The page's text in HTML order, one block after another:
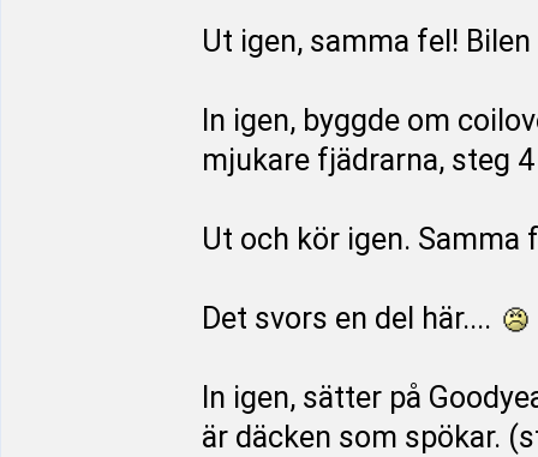
Ut igen, samma fel!
In igen, byggde om
mjukare fjädrarna, steg 4
Ut och kör igen. Samma
Det svors en del här....
In igen, sätter på
är däcken som spökar.